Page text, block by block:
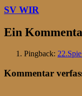
SV WIR
Ein
Pingback:
Kommentar